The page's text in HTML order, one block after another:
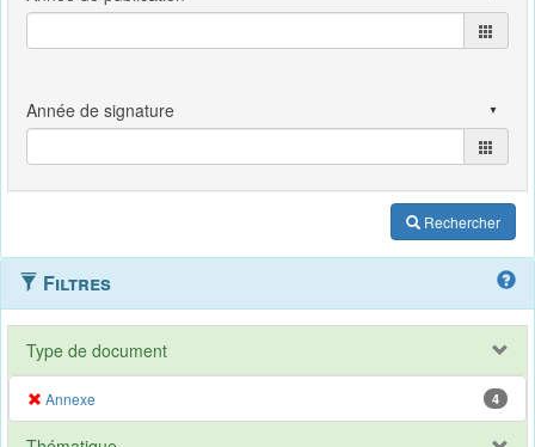
Rechercher
Filtres
Type de document
Annexe 4